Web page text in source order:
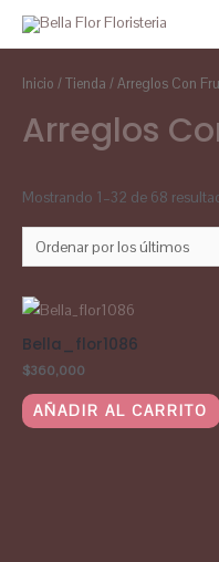
Inicio /Tienda / Arreglos Con
Arreglos
Mostrando 1–32 de 68
Bella_flor1086
$360,000
AÑADIR AL CARRITO